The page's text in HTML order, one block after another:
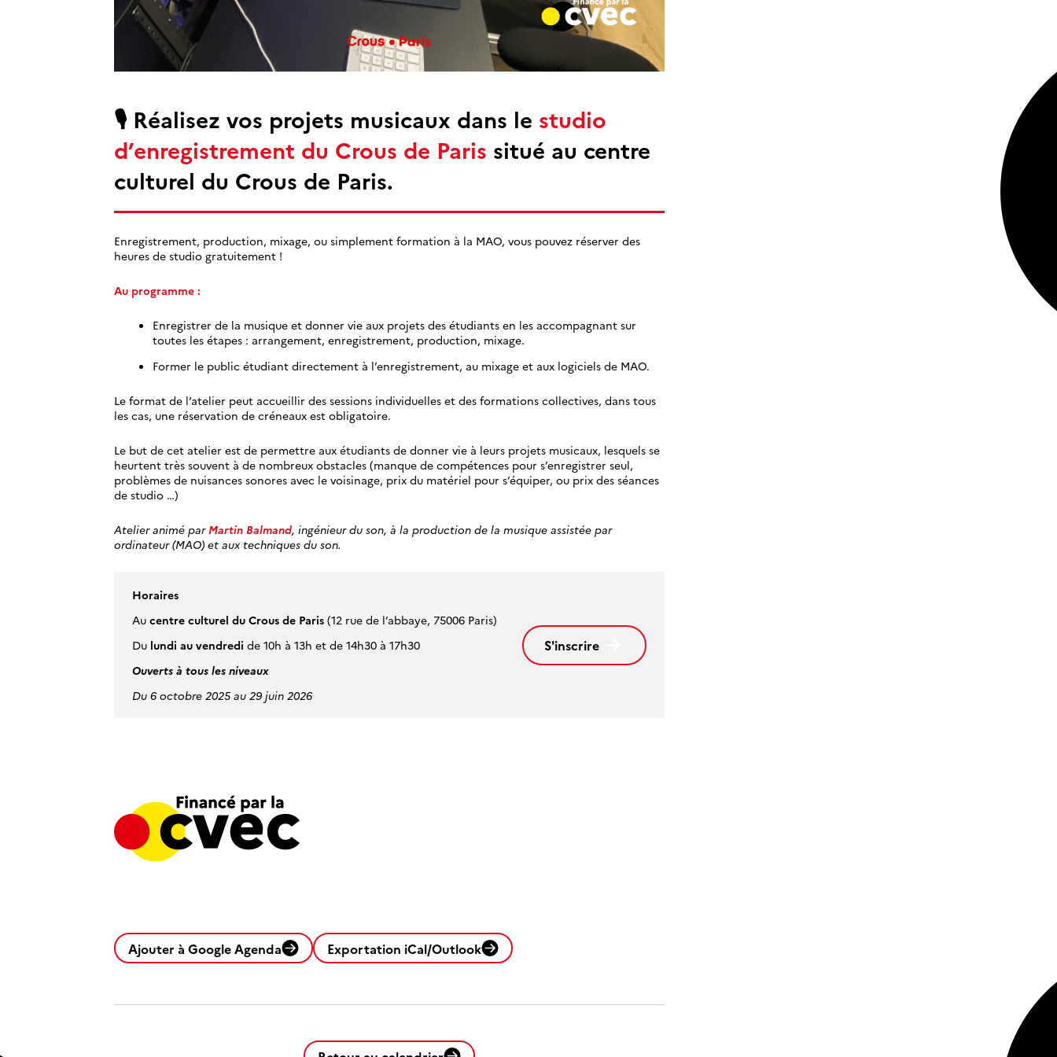
🎙️ Réalisez vos projets musicaux dans le studio
d’enregistrement du Crous de Paris situé au centre
culturel du Crous de Paris.
Enregistrement, production, mixage, ou simplement formation à la MAO, vous pouvez réserver des
heures de studio gratuitement !
Au programme :
Enregistrer de la musique et donner vie aux projets des étudiants en les accompagnant sur
toutes les étapes : arrangement, enregistrement, production, mixage.
Former le public étudiant directement à l’enregistrement, au mixage et aux logiciels de MAO.
Le format de l’atelier peut accueillir des sessions individuelles et des formations collectives, dans tous
les cas, une réservation de créneaux est obligatoire.
Le but de cet atelier est de permettre aux étudiants de donner vie à leurs projets musicaux, lesquels se
heurtent très souvent à de nombreux obstacles (manque de compétences pour s’enregistrer seul,
problèmes de nuisances sonores avec le voisinage, prix du matériel pour s’équiper, ou prix des séances
de studio …)
Atelier animé parMartin Balmand, ingénieur du son, à la production de la musique assistée par
ordinateur (MAO) et aux techniques du son.
Horaires
Au centre culturel du Crous de Paris (12 rue de l’abbaye, 75006 Paris)
Du lundi au vendredi de 10h à 13h et de 14h30 à 17h30
Ouverts à tous les niveaux
Du 6 octobre 2025 au 29 juin 2026
S'inscrire
Ajouter à Google Agenda Exportation iCal/Outlook